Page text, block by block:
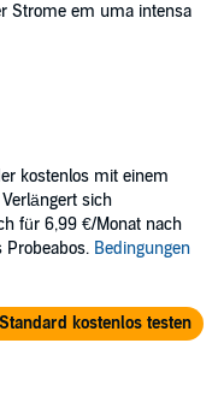
Strome em uma intensa
la. Então, Mina
- se tornam
terminará com os dois
e talvez a noite
kostenlos mit einem
Verlängert sich
für 6,99 €/Monat nach
Probeabos. Bedingungen
kostenlos testen